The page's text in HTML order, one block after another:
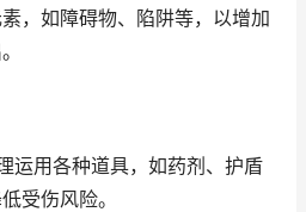
，如障碍物、陷阱等，以增加
运用各种道具，如药剂、护盾
受伤风险。